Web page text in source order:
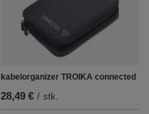
kabelorganizer TROIKA connected
28,49 € / stk.